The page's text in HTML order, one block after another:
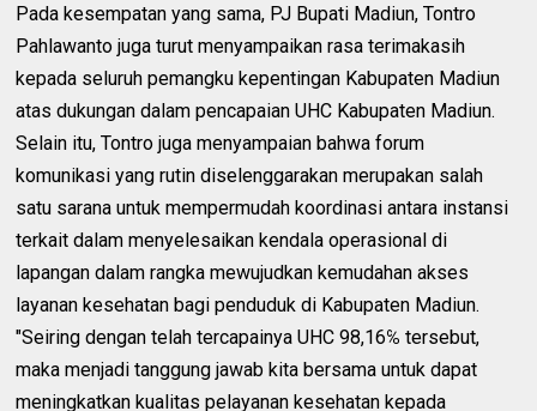
Pada kesempatan yang sama, PJ Bupati Madiun, Tontro
Pahlawanto juga turut menyampaikan rasa terimakasih
kepada seluruh pemangku kepentingan Kabupaten Madiun
atas dukungan dalam pencapaian UHC Kabupaten Madiun.
Selain itu, Tontro juga menyampaian bahwa forum
komunikasi yang rutin diselenggarakan merupakan salah
satu sarana untuk mempermudah koordinasi antara instansi
terkait dalam menyelesaikan kendala operasional di
lapangan dalam rangka mewujudkan kemudahan akses
layanan kesehatan bagi penduduk di Kabupaten Madiun.
"Seiring dengan telah tercapainya UHC 98,16℅ tersebut,
maka menjadi tanggung jawab kita bersama untuk dapat
meningkatkan kualitas pelayanan kesehatan kepada